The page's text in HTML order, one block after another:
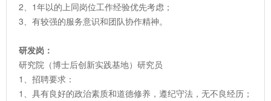
2、1年以的上同岗位工作经验优先考虑；
3、有较强的服务意识和团队协作精神。
研发岗：
研究院（博士后创新实践基地）研究员
1、招聘要求：
1、具有良好的政治素质和道德修养，遵纪守法，无不良经历；